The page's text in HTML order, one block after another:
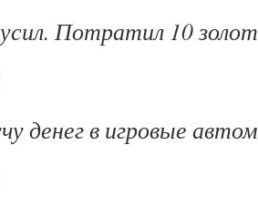
Потратил 10
денег в игровые